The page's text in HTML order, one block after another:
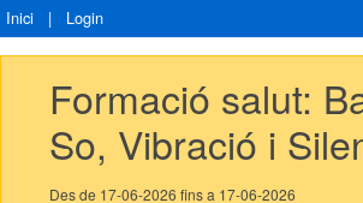
Inici | Login
Formació salut:
So, Vibració i
Des de 17-06-2026 fins a 17-06-2026